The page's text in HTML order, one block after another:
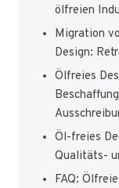
ölfreien
Migration
Design:
Ölfreies
Öl-freies
Qualitäts-
FAQ: